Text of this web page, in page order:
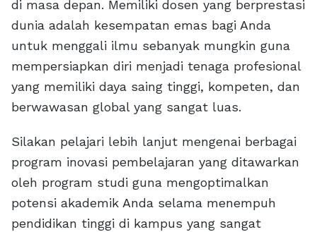
di masa depan. Memiliki dosen yang berprestasi
dunia adalah kesempatan emas bagi Anda
untuk menggali ilmu sebanyak mungkin guna
mempersiapkan diri menjadi tenaga profesional
yang memiliki daya saing tinggi, kompeten, dan
berwawasan global yang sangat luas.
Silakan pelajari lebih lanjut mengenai berbagai
program inovasi pembelajaran yang ditawarkan
oleh program studi guna mengoptimalkan
potensi akademik Anda selama menempuh
pendidikan tinggi di kampus yang sangat